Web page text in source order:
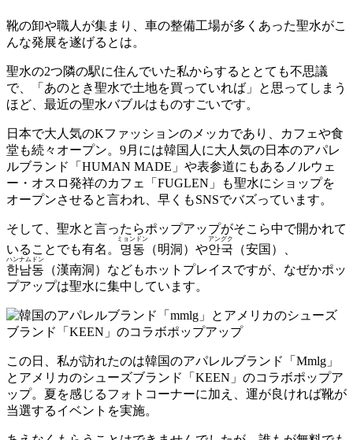
靴の卸や職人が集まり、車の整備工場が多くあった聖水がこ
んな発展を遂げるとは。
聖水の2つ隣の駅に住んでいた私からするととても不思議
で、「あのとき聖水で土地を買っていれば」と思ってしまう
ほど、最近の聖水バブルはものすごいです。
日本で大人気のKファッションのメッカであり、カフェや食
堂も続々オープン。9月には韓国人に大人気の日本のアパレ
ルブランド「HUMAN MADE」や表参道にもあるノルウェ
ー・オスロ発祥のカフェ「FUGLEN」も聖水にショップを
オープンさせると言われ、早くもSNSでバズっています。
そして、聖水と言ったらポップアップがそこら中で開かれて
いることでも有名。 명동
ミョンドン
（明洞）や안국
アングク
（安国）、
한남동
ハンナムドン
（漢南洞）などもホットプレイスですが、なぜかポッ
プアップは聖水に集中しています。
この日、私が訪れたのは韓国のアパレルブランド「Mmlg」
とアメリカのシューズブランド「KEEN」のコラボポップア
ップ。夏を感じるフォトコーナーに加え、運が良ければ靴が
当選するイベントを実施。